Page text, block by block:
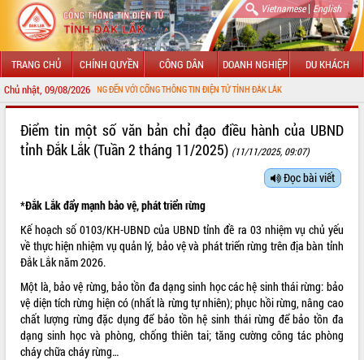
Vietnamese| English
TRANG CHỦ CHÍNH QUYỀN CÔNG DÂN DOANH NGHIỆP DU KHÁCH
Chủ nhật, 09/08/2026
CHÀO MỪNG ĐẾN VỚI CỔNG THÔNG TIN ĐIỆN TỬ TỈNH ĐẮK LẮK
LÃNH ĐẠO UBND TỈNH
UBND CÁC XÃ, PHƯỜNG
THÔNG TIN CHỈ ĐẠO ĐIỀU HÀNH
HỆ THỐNG VĂN BẢN
VĂN BẢN HĐND TỈNH
Điểm tin một số văn bản chỉ đạo điều hành của UBND
tỉnh Đắk Lắk (Tuần 2 tháng 11/2025) (11/11/2025, 09:07)
Đọc bài viết
*Đắk Lắk đẩy mạnh bảo vệ, phát triển rừng
Kế hoạch số 0103/KH-UBND của UBND tỉnh đề ra 03 nhiệm vụ chủ yếu
về thực hiện nhiệm vụ quản lý, bảo vệ và phát triển rừng trên địa bàn tỉnh
Đắk Lắk năm 2026.
Một là, bảo vệ rừng, bảo tồn đa dạng sinh học các hệ sinh thái rừng: bảo
vệ diện tích rừng hiện có (nhất là rừng tự nhiên); phục hồi rừng, nâng cao
chất lượng rừng đặc dụng để bảo tồn hệ sinh thái rừng để bảo tồn đa
dạng sinh học và phòng, chống thiên tai; tăng cường công tác phòng
cháy chữa cháy rừng…